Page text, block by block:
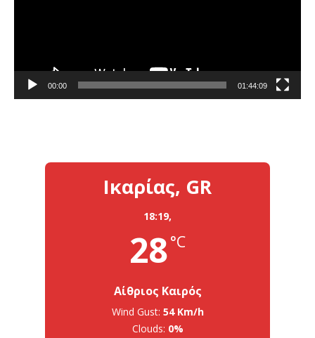
00:00 01:44:09
Ικαρίας, GR
18:19,
28°C
Αίθριος Καιρός
Wind Gust: 54 Km/h
Clouds: 0%